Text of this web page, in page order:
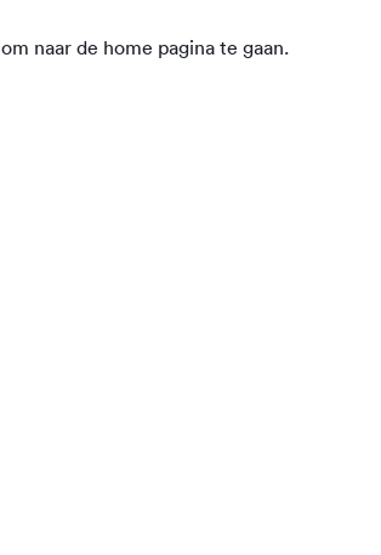
om naar de home pagina te gaan.